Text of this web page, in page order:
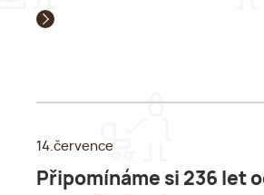
14.července
Připomínáme si 236 let